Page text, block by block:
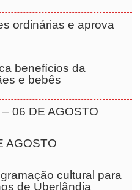
ordinárias e aprova
benefícios da
e bebês
06 DE AGOSTO
AGOSTO
cultural para
de Uberlândia